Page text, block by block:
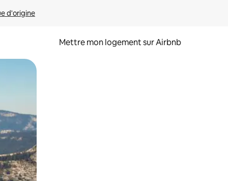
d'origine
Mettre mon logement sur Airbnb